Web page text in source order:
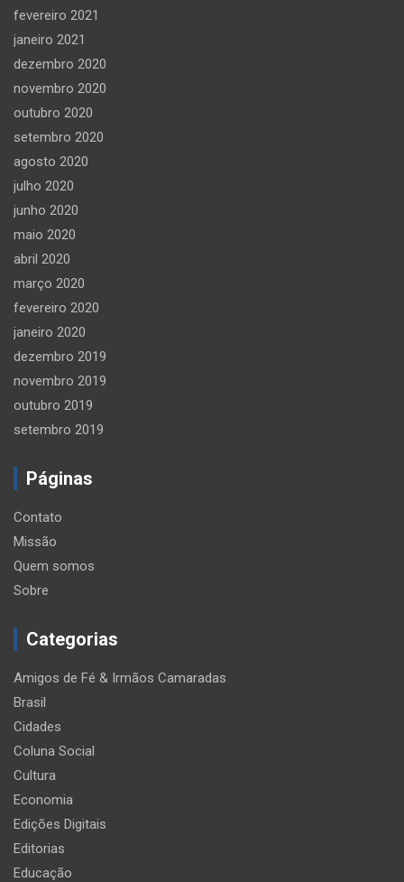
fevereiro 2021
janeiro 2021
dezembro 2020
novembro 2020
outubro 2020
setembro 2020
agosto 2020
julho 2020
junho 2020
maio 2020
abril 2020
março 2020
fevereiro 2020
janeiro 2020
dezembro 2019
novembro 2019
outubro 2019
setembro 2019
Páginas
Contato
Missão
Quem somos
Sobre
Categorias
Amigos de Fé & Irmãos Camaradas
Brasil
Cidades
Coluna Social
Cultura
Economia
Edições Digitais
Editorias
Educação